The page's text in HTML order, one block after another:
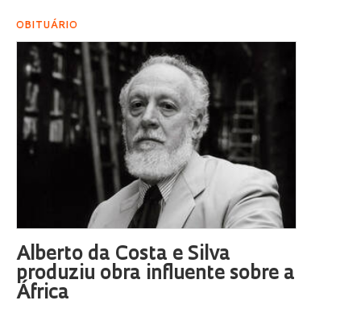
OBITUÁRIO
Alberto da Costa e Silva
produziu obra influente sobre a
África